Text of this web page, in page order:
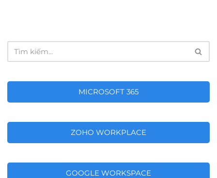
MICROSOFT 365
ZOHO WORKPLACE
GOOGLE WORKSPACE